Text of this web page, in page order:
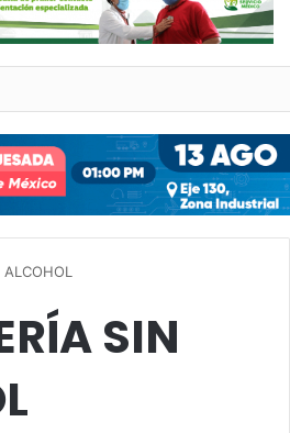
ALCOHOL
SIN